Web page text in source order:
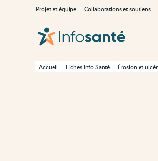
Accueil Fiches Info Santé
principale
À
propos
Projet et équipe Collaborations et soutiens